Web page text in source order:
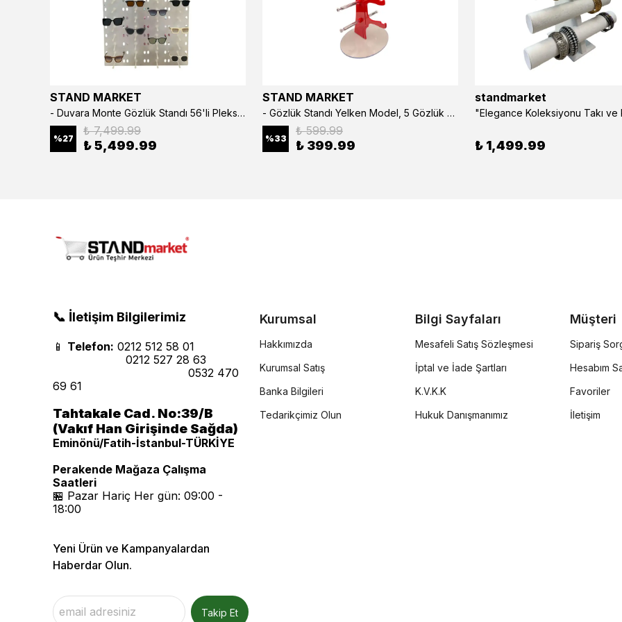
STAND MARKET
- Duvara Monte Gözlük Standı 56'li Pleksi Glass | 99x67 cm Gözlük Teşhir Standı
%27
₺ 7,499.99
₺ 5,499.99
STAND MARKET
- Gözlük Standı Yelken Model, 5 Gözlük Kapasiteli Standı Kırmızı
%33
₺ 599.99
₺ 399.99
standmarket
₺ 1,499.99
Kurumsal
Hakkımızda
Kurumsal Satış
Banka Bilgileri
Tedarikçimiz Olun
Bilgi Sayfaları
Mesafeli Satış Sözleşmesi
İptal ve İade Şartları
K.V.K.K
Hukuk Danışmanımız
Müşteri
Sipariş
Hesabım
Favoriler
İletişim
📞 İletişim Bilgilerimiz
📱 Telefon: 0212 512 58 01
0212 527 28 63
0532 470
69 61
Tahtakale Cad. No:39/B
(Vakıf Han Girişinde Sağda)
Eminönü/Fatih-İstanbul-TÜRKİYE
Perakende Mağaza Çalışma
Saatleri
🏪 Pazar Hariç Her gün: 09:00 -
18:00
Yeni Ürün ve Kampanyalardan
Haberdar Olun.
Takip Et